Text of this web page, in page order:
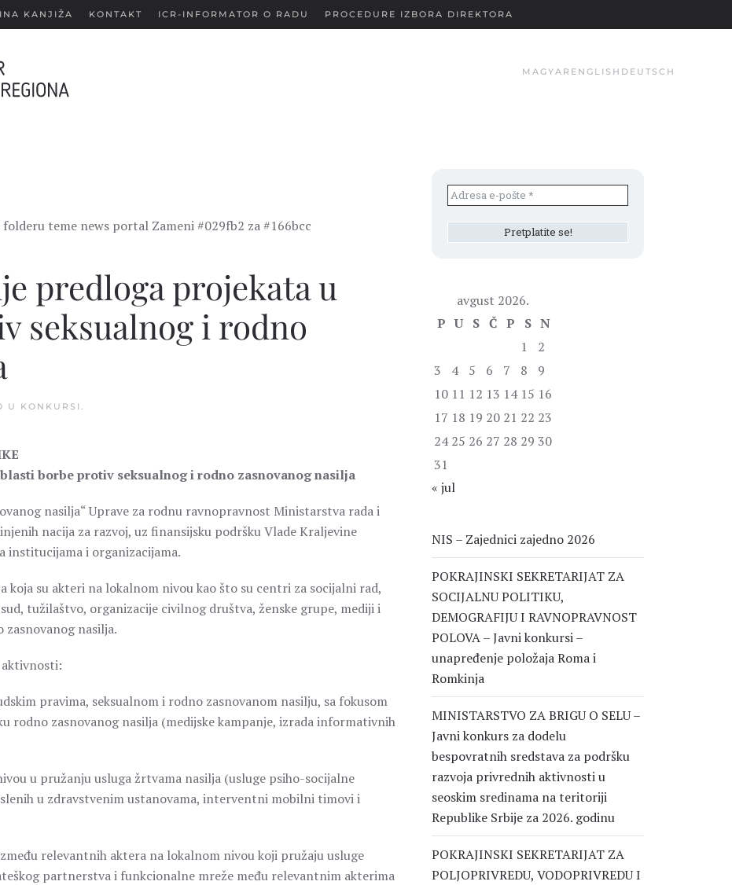
KANJIŽA KONTAKT ICR-INFORMATOR O RADU PROCEDURE IZBORA DIREKTORA
MAGYAR ENGLISH DEUTSCH
teme news portal Zameni #029fb2 za #166bcc
predloga projekata u
seksualnog i rodno
U KONKURSI .
borbe protiv seksualnog i rodno zasnovanog nasilja
nasilja“ Uprave za rodnu ravnopravnost Ministarstva rada i
nacija za razvoj, uz finansijsku podršku Vlade Kraljevine
institucijama i organizacijama.
koja su akteri na lokalnom nivou kao što su centri za socijalni rad,
tužilaštvo, organizacije civilnog društva, ženske grupe, mediji i
zasnovanog nasilja.
pravima, seksualnom i rodno zasnovanom nasilju, sa fokusom
rodno zasnovanog nasilja (medijske kampanje, izrada informativnih
u pružanju usluga žrtvama nasilja (usluge psiho-socijalne
u zdravstvenim ustanovama, interventni mobilni timovi i
relevantnih aktera na lokalnom nivou koji pružaju usluge
partnerstva i funkcionalne mreže među relevantnim akterima
avgust 2026.
P U S Č P S N
1
2
3
4 5 6 7 8
9
10 11 12 13 14 15 16
17 18 19 20 21 22 23
24 25 26 27 28 29 30
31
« jul
NIS – Zajednici zajedno 2026
POKRAJINSKI SEKRETARIJAT ZA
SOCIJALNU POLITIKU,
DEMOGRAFIJU I RAVNOPRAVNOST
POLOVA – Javni konkursi –
unapređenje položaja Roma i
Romkinja
MINISTARSTVO ZA BRIGU O SELU –
Javni konkurs za dodelu
bespovratnih sredstava za podršku
razvoja privrednih aktivnosti u
seoskim sredinama na teritoriji
Republike Srbije za 2026. godinu
POKRAJINSKI SEKRETARIJAT ZA
POLJOPRIVREDU, VODOPRIVREDU I